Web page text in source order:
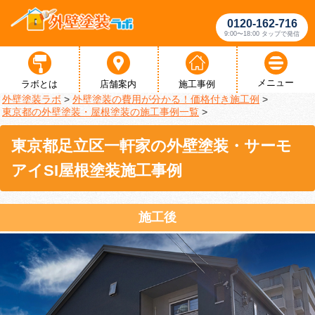
0120-162-716
9:00〜18:00 タップで発信
ラボとは 店舗案内 施工事例 メニュー
外壁塗装ラボ > 外壁塗装の費用が分かる！価格付き施工例 >
東京都の外壁塗装・屋根塗装の施工事例一覧 >
東京都足立区一軒家の外壁塗装・サーモ
アイSI屋根塗装施工事例
施工後